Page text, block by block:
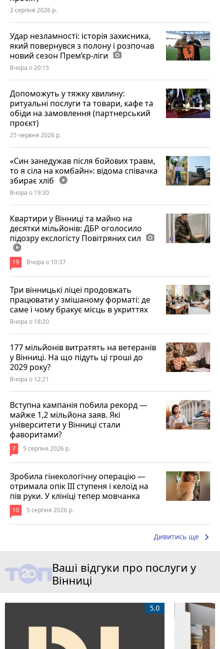
3 серпня 2026 р.
Удар незламності: історія захисника,
який повернувся з полону і розпочав
новий сезон Прем’єр-ліги photo_camera
Вчора о 20:15
Допоможуть у тяжку хвилину:
ритуальні послуги та товари, кафе та
обіди на замовлення (партнерський
проєкт)
25 червня 2026 р.
«Син занедужав після бойових травм,
то я сіла на комбайн»: відома співачка
збирає хліб play_circle_filled
Вчора о 19:30
Квартири у Вінниці та майно на
десятки мільйонів: ДБР оголосило
підозру екслогісту Повітряних сил photo_camera
play_circle_filled
19 Вчора о 10:37
Три вінницькі ліцеї продовжать
працювати у змішаному форматі: де
саме і чому бракує місць в укриттях
Вчора о 18:20
177 мільйонів витратять на ветеранів
у Вінниці. На що підуть ці гроші до
2029 року?
Вчора о 12:21
Вступна кампанія побила рекорд —
майже 1,2 мільйона заяв. Які
університети у Вінниці стали
фаворитами?
7 5 серпня 2026 р.
Зробила гінекологічну операцію —
отримала опік ІІІ ступеня і келоїд на
пів руки. У клініці тепер мовчанка
10 5 серпня 2026 р.
Дивитись ще keyboard_arrow_right
Ваші відгуки про послуги у
Вінниці
5.0